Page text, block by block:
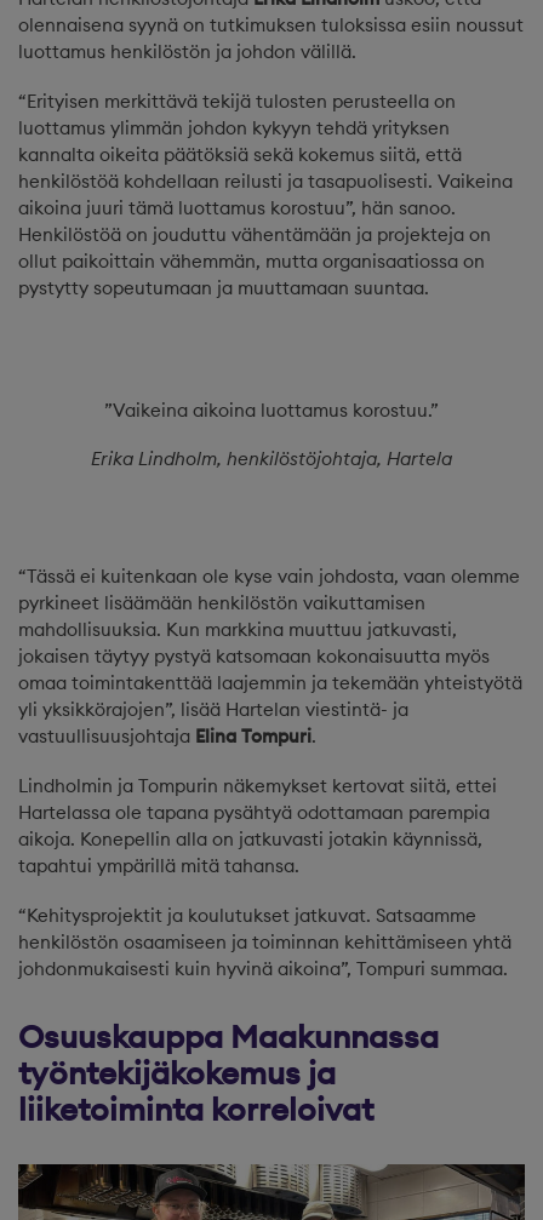
olennaisena syynä on tutkimuksen tuloksissa esiin noussut
luottamus henkilöstön ja johdon välillä.
“Erityisen merkittävä tekijä tulosten perusteella on
luottamus ylimmän johdon kykyyn tehdä yrityksen
kannalta oikeita päätöksiä sekä kokemus siitä, että
henkilöstöä kohdellaan reilusti ja tasapuolisesti. Vaikeina
aikoina juuri tämä luottamus korostuu”, hän sanoo.
Henkilöstöä on jouduttu vähentämään ja projekteja on
ollut paikoittain vähemmän, mutta organisaatiossa on
pystytty sopeutumaan ja muuttamaan suuntaa.
”Vaikeina aikoina luottamus korostuu.”
Erika Lindholm, henkilöstöjohtaja, Hartela
“Tässä ei kuitenkaan ole kyse vain johdosta, vaan olemme
pyrkineet lisäämään henkilöstön vaikuttamisen
mahdollisuuksia. Kun markkina muuttuu jatkuvasti,
jokaisen täytyy pystyä katsomaan kokonaisuutta myös
omaa toimintakenttää laajemmin ja tekemään yhteistyötä
yli yksikkörajojen”, lisää Hartelan viestintä- ja
vastuullisuusjohtaja Elina Tompuri.
Lindholmin ja Tompurin näkemykset kertovat siitä, ettei
Hartelassa ole tapana pysähtyä odottamaan parempia
aikoja. Konepellin alla on jatkuvasti jotakin käynnissä,
tapahtui ympärillä mitä tahansa.
“Kehitysprojektit ja koulutukset jatkuvat. Satsaamme
henkilöstön osaamiseen ja toiminnan kehittämiseen yhtä
johdonmukaisesti kuin hyvinä aikoina”, Tompuri summaa.
Osuuskauppa Maakunnassa
työntekijäkokemus ja
liiketoiminta korreloivat